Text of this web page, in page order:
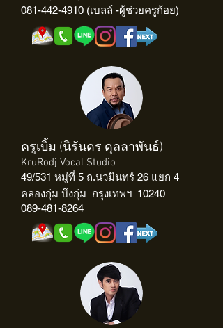
081-442-4910 (เบลล์ -ผู้ช่วยครูก้อย)
ครูเบิ้ม (นิรันดร ดุลลาพันธ์)
KruRodj Vocal Studio
49/531 หมู่ที่ 5 ถ.นวมินทร์ 26 แยก 4
คลองกุ่ม บึงกุ่ม กรุงเทพฯ 10240
089-481-8264